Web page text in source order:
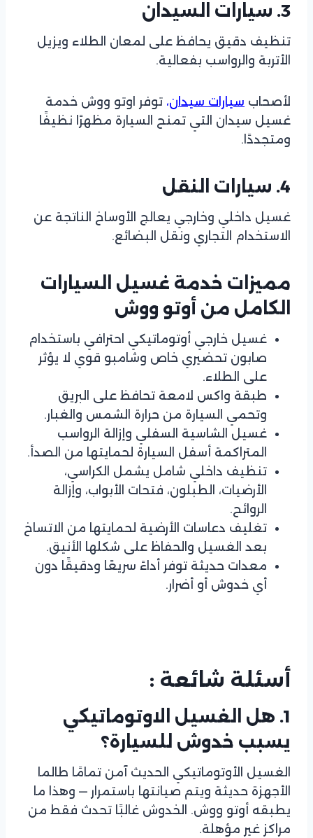
3. سيارات السيدان
تنظيف دقيق يحافظ على لمعان الطلاء ويزيل
الأتربة والرواسب بفعالية.
لأصحاب سيارات سيدان، توفر اوتو ووش خدمة
غسيل سيدان التي تمنح السيارة مظهرًا نظيفًا
ومتجددًا.
4. سيارات النقل
غسيل داخلي وخارجي يعالج الأوساخ الناتجة عن
الاستخدام التجاري ونقل البضائع.
مميزات خدمة غسيل السيارات
الكامل من أوتو ووش
غسيل خارجي أوتوماتيكي احترافي باستخدام
صابون تحضيري خاص وشامبو قوي لا يؤثر
على الطلاء.
طبقة واكس لامعة تحافظ على البريق
وتحمي السيارة من حرارة الشمس والغبار.
غسيل الشاسية السفلي وإزالة الرواسب
المتراكمة أسفل السيارة لحمايتها من الصدأ.
تنظيف داخلي شامل يشمل الكراسي،
الأرضيات، الطبلون، فتحات الأبواب، وإزالة
الروائح.
تغليف دعاسات الأرضية لحمايتها من الاتساخ
بعد الغسيل والحفاظ على شكلها الأنيق.
معدات حديثة توفر أداءً سريعًا ودقيقًا دون
أي خدوش أو أضرار.
أسئلة شائعة :
1. هل الغسيل الاوتوماتيكي
يسبب خدوش للسيارة؟
الغسيل الأوتوماتيكي الحديث آمن تمامًا طالما
الأجهزة حديثة ويتم صيانتها باستمرار — وهذا ما
يطبقه أوتو ووش. الخدوش غالبًا تحدث فقط من
مراكز غير مؤهلة.